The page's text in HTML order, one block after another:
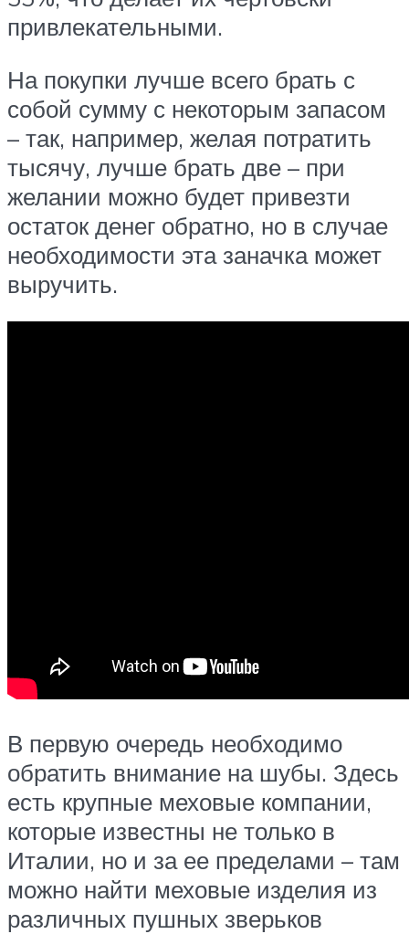
привлекательными.
На покупки лучше всего брать с
собой сумму с некоторым запасом
– так, например, желая потратить
тысячу, лучше брать две – при
желании можно будет привезти
остаток денег обратно, но в случае
необходимости эта заначка может
выручить.
В первую очередь необходимо
обратить внимание на шубы. Здесь
есть крупные меховые компании,
которые известны не только в
Италии, но и за ее пределами – там
можно найти меховые изделия из
различных пушных зверьков